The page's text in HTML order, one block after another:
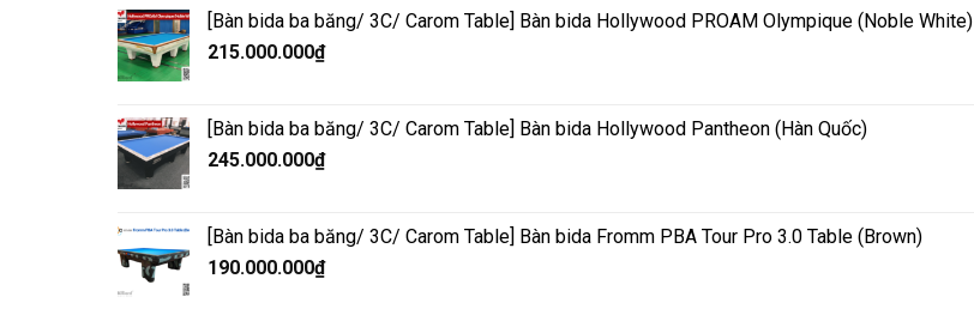
[Bàn bida ba băng/ 3C/ Carom Table] Bàn bida Hollywood PROAM Olympique (Noble White)
215.000.000₫
[Bàn bida ba băng/ 3C/ Carom Table] Bàn bida Hollywood Pantheon (Hàn Quốc)
245.000.000₫
[Bàn bida ba băng/ 3C/ Carom Table] Bàn bida Fromm PBA Tour Pro 3.0 Table (Brown)
190.000.000₫